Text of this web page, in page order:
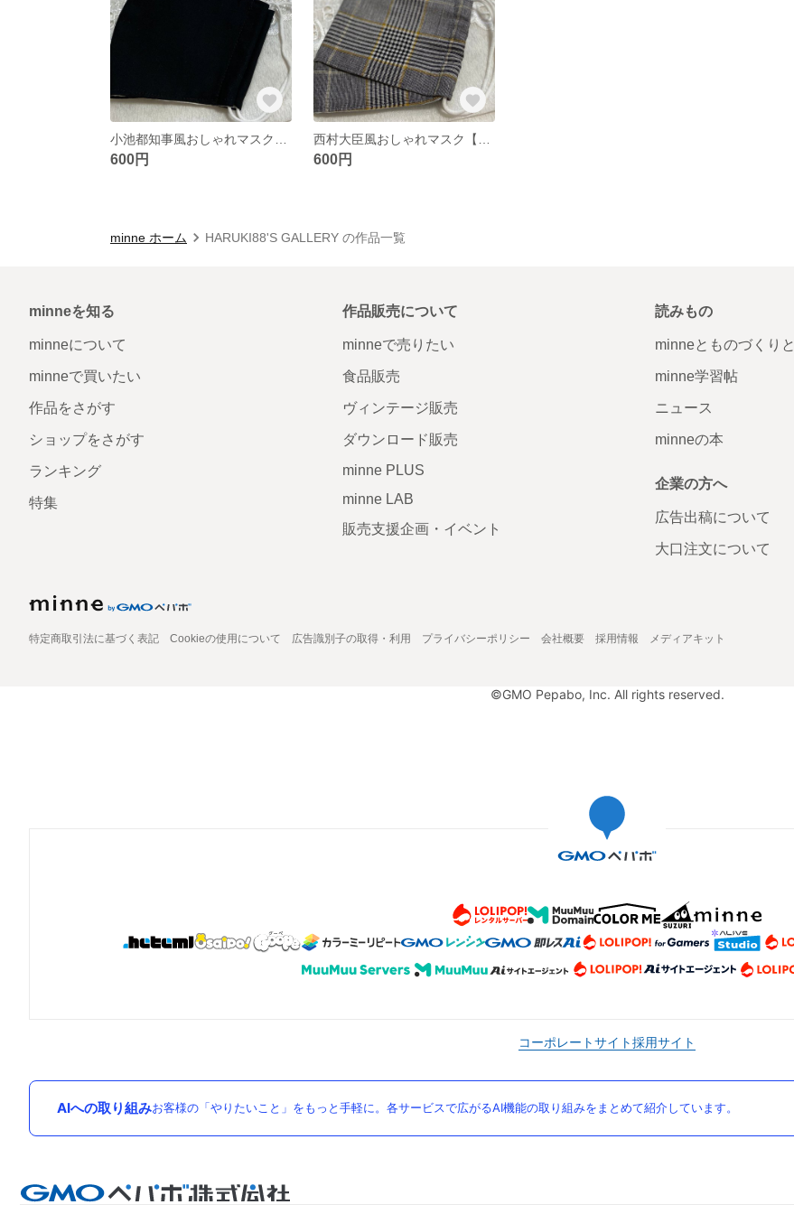
600円 600円
minne ホーム HARUKI88'S GALLERY の作品一覧
minneを知る
minneについて
minneで買いたい
作品をさがす
ショップをさがす
ランキング
特集
作品販売について
minneで売りたい
食品販売
ヴィンテージ販売
ダウンロード販売
minne PLUS
minne LAB
販売支援企画・イベント
読みもの
minneとものづくりと
minne学習帖
ニュース
minneの本
企業の方へ
広告出稿について
大口注文について
特定商取引法に基づく表記 Cookieの使用について 広告識別子の取得・利用 プライバシーポリシー 会社概要 採用情報 メディアキット
©GMO Pepabo, Inc. All rights reserved.
コーポレートサイト採用サイト
AIへの取り組みお客様の「やりたいこと」をもっと手軽に。各サービスで広がるAI機能の取り組みをまとめて紹介しています。